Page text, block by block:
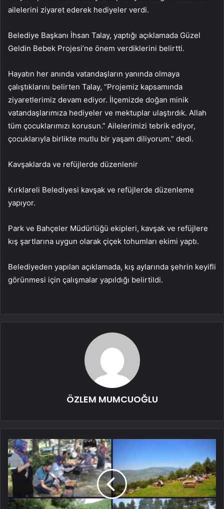
ailelerini ziyaret ederek hediyeler verdi.
Belediye Başkanı İhsan Talay, yaptığı açıklamada Güzel
Geldin Bebek Projesi’ne önem verdiklerini belirtti.
Hayatın her anında vatandaşların yanında olmaya
çalıştıklarını belirten Talay, “Projemiz kapsamında
ziyaretlerimiz devam ediyor. İlçemizde doğan minik
vatandaşlarımıza hediyeler ve mektuplar ulaştırdık. Allah
tüm çocuklarımızı korusun.” Ailelerimizi tebrik ediyor,
çocuklarıyla birlikte mutlu bir yaşam diliyorum.” dedi.
Kavşaklarda ve refüjlerde düzenlenir
Kırklareli Belediyesi kavşak ve refüjlerde düzenleme
yapıyor.
Park ve Bahçeler Müdürlüğü ekipleri, kavşak ve refüjlere
kış şartlarına uygun olarak çiçek tohumları ekimi yaptı.
Belediyeden yapılan açıklamada, kış aylarında şehrin keyifli
görünmesi için çalışmalar yapıldığı belirtildi.
ÖZLEM MUMCUOĞLU